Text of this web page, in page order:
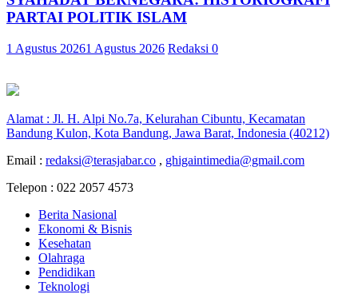
PARTAI POLITIK ISLAM
1 Agustus 20261 Agustus 2026 Redaksi 0
Alamat : Jl. H. Alpi No.7a, Kelurahan Cibuntu, Kecamatan
Bandung Kulon, Kota Bandung, Jawa Barat, Indonesia (40212)
Email : redaksi@terasjabar.co , ghigaintimedia@gmail.com
Telepon : 022 2057 4573
Berita Nasional
Ekonomi & Bisnis
Kesehatan
Olahraga
Pendidikan
Teknologi